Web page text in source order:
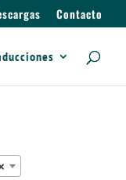
Contacto